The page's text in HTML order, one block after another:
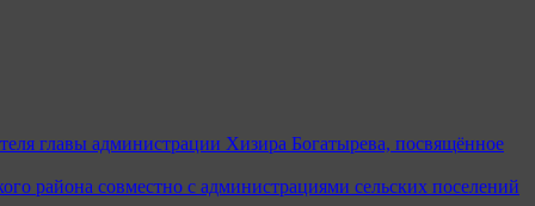
главы администрации Хизира Богатырева, посвящённое
района совместно с администрациями сельских поселений